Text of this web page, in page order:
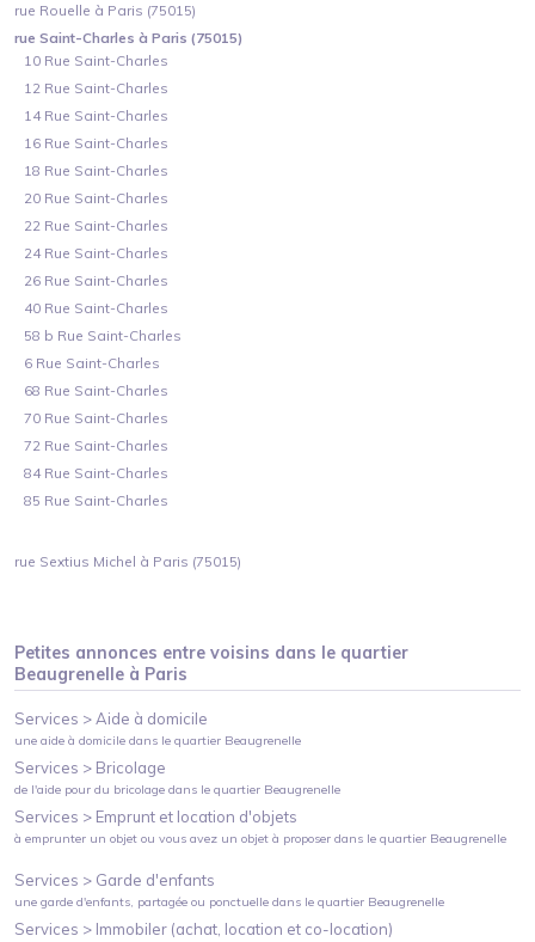
rue Rouelle à Paris (75015)
rue Saint-Charles à Paris (75015)
10 Rue Saint-Charles
12 Rue Saint-Charles
14 Rue Saint-Charles
16 Rue Saint-Charles
18 Rue Saint-Charles
20 Rue Saint-Charles
22 Rue Saint-Charles
24 Rue Saint-Charles
26 Rue Saint-Charles
40 Rue Saint-Charles
58 b Rue Saint-Charles
6 Rue Saint-Charles
68 Rue Saint-Charles
70 Rue Saint-Charles
72 Rue Saint-Charles
84 Rue Saint-Charles
85 Rue Saint-Charles
rue Sextius Michel à Paris (75015)
Petites annonces entre voisins dans le quartier
Beaugrenelle à Paris
Services >Aide à domicile
une aide à domicile dans le quartier Beaugrenelle
Services > Bricolage
de l'aide pour du bricolage dans le quartier Beaugrenelle
Services > Emprunt et location d'objets
à emprunter un objet ou vous avez un objet à proposer dans le quartier Beaugrenelle
Services > Garde d'enfants
une garde d'enfants, partagée ou ponctuelle dans le quartier Beaugrenelle
Services > Immobiler (achat, location et co-location)